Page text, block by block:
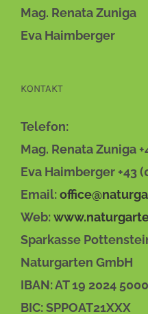
Mag. Renata Zuniga
Eva Haimberger
KONTAKT
Telefon:
Mag. Renata Zuniga
Eva Haimberger +43
Email:
Web:
Sparkasse
Naturgarten GmbH
IBAN: AT 19 2024
BIC: SPPOAT21XXX